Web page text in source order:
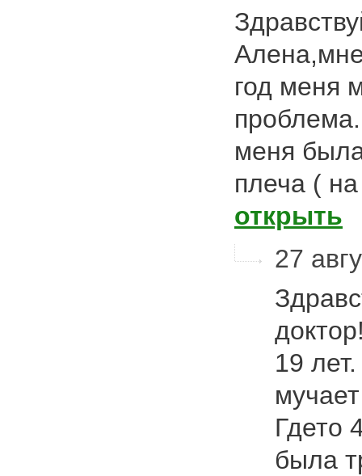
год меня
меня
плеча (
открыть
27
19
Гдето
была